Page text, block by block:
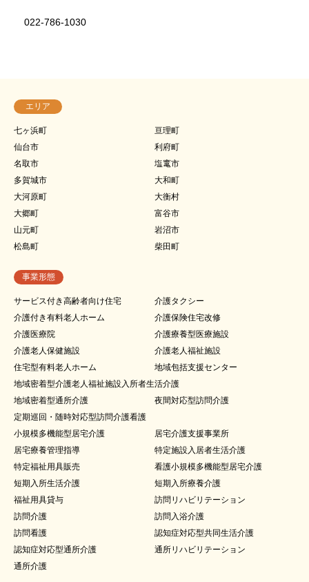
022-786-1030
エリア
七ヶ浜町
亘理町
仙台市
利府町
名取市
塩竃市
多賀城市
大和町
大河原町
大衡村
大郷町
富谷市
山元町
岩沼市
松島町
柴田町
事業形態
サービス付き高齢者向け住宅
介護タクシー
介護付き有料老人ホーム
介護保険住宅改修
介護医療院
介護療養型医療施設
介護老人保健施設
介護老人福祉施設
住宅型有料老人ホーム
地域包括支援センター
地域密着型介護老人福祉施設入所者生活介護
地域密着型通所介護
夜間対応型訪問介護
定期巡回・随時対応型訪問介護看護
小規模多機能型居宅介護
居宅介護支援事業所
居宅療養管理指導
特定施設入居者生活介護
特定福祉用具販売
看護小規模多機能型居宅介護
短期入所生活介護
短期入所療養介護
福祉用具貸与
訪問リハビリテーション
訪問介護
訪問入浴介護
訪問看護
認知症対応型共同生活介護
認知症対応型通所介護
通所リハビリテーション
通所介護